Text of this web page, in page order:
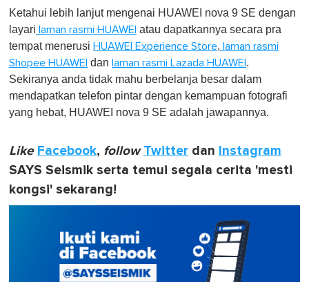
Ketahui lebih lanjut mengenai HUAWEI nova 9 SE dengan
layari laman rasmi HUAWEI atau dapatkannya secara pra
tempat menerusi HUAWEI Experience Store, laman rasmi
Shopee HUAWEI dan laman rasmi Lazada HUAWEI .
Sekiranya anda tidak mahu berbelanja besar dalam
mendapatkan telefon pintar dengan kemampuan fotografi
yang hebat, HUAWEI nova 9 SE adalah jawapannya.
Like Facebook, follow Twitter dan Instagram
SAYS Seismik serta temui segala cerita 'mesti
kongsi' sekarang!